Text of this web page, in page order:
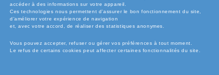
accéder à des informations sur votre appareil.
Ces technologies nous permettent d’assurer le bon fonctionnement du site,
d’améliorer votre expérience de navigation
et, avec votre accord, de réaliser des statistiques anonymes.
Vous pouvez accepter, refuser ou gérer vos préférences à tout moment.
Le refus de certains cookies peut affecter certaines fonctionnalités du site.